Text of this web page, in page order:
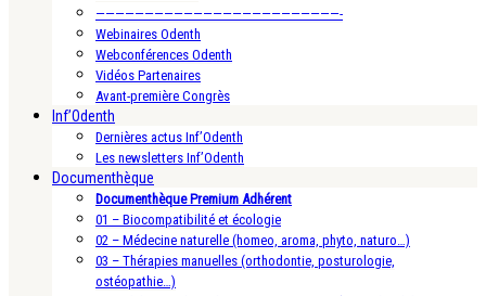
—————————————————————————-
Webinaires Odenth
Webconférences Odenth
Vidéos Partenaires
Avant-première Congrès
Inf’Odenth
Dernières actus Inf’Odenth
Les newsletters Inf’Odenth
Documenthèque
Documenthèque Premium Adhérent
01 – Biocompatibilité et écologie
02 – Médecine naturelle (homeo, aroma, phyto, naturo…)
03 – Thérapies manuelles (orthodontie, posturologie,
ostéopathie…)